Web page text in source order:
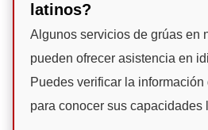
latinos?
Algunos servicios de grúas en
pueden ofrecer asistencia en
Puedes verificar la
para conocer sus capacidades